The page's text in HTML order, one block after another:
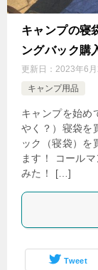
キャンプの寝
ングバック購
更新日： 2023年6月
キャンプ用品
キャンプを始め
やく？）寝袋を
ック（寝袋）を
ます！ コール
みた！ […]
Tweet